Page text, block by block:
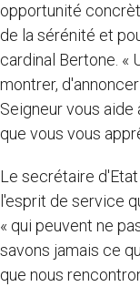
opportunité
de la sérénité et
cardinal Bertone. «
montrer,
Seigneur vous
que vous vous
Le secrétaire
l'esprit de service
« qui peuvent ne
savons jamais ce
que nous